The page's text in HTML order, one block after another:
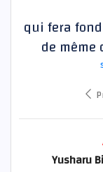
qui fera
de même
Yusharu